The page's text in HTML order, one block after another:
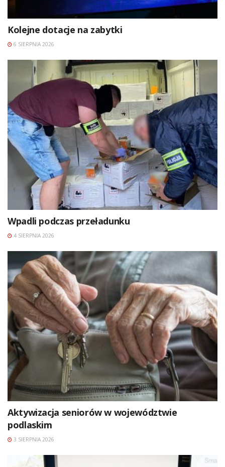
Kolejne dotacje na zabytki
6 SIERPNIA 2026
Wpadli podczas przeładunku
4 SIERPNIA 2026
Aktywizacja seniorów w województwie
podlaskim
3 SIERPNIA 2026